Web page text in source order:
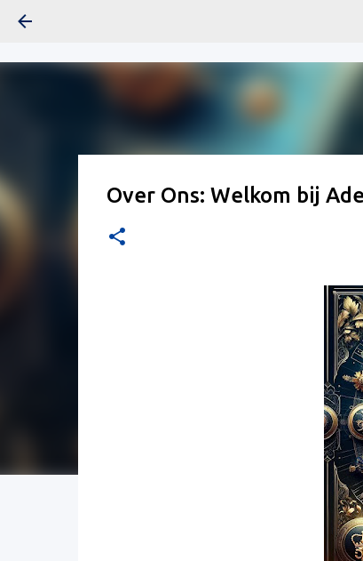
Over Ons: Welkom bij